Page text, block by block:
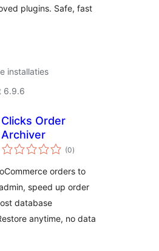
plugins. Safe, fast
installaties
6.9.6
Clicks Order
Archiver
(0totaal
waarderingen
)
orders to
speed up order
database
anytime, no data